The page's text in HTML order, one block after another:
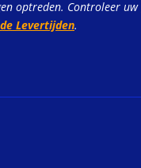
optreden. Controleer uw
Levertijden.